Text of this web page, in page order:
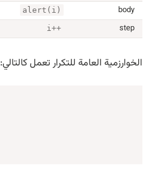
body
alert(i)
step
i++
الخوارزمية العامة للتكرار تعمل كالتالي: